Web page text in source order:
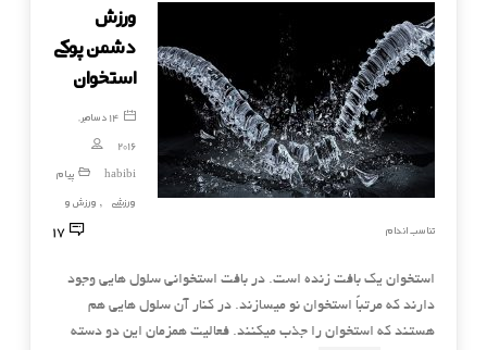
ورزش
دشمن پوکی
استخوان
14 دسامبر,
2016
habibi
پیام
ورزشی
, ورزش و
تناسب اندام
17
استخوان یک بافت زنده است. در بافت استخوانی سلول هایی وجود
دارند که مرتباً استخوان نو میسازند. در کنار آن سلول هایی هم
هستند که استخوان را جذب میکنند. فعالیت همزمان این دو دسته